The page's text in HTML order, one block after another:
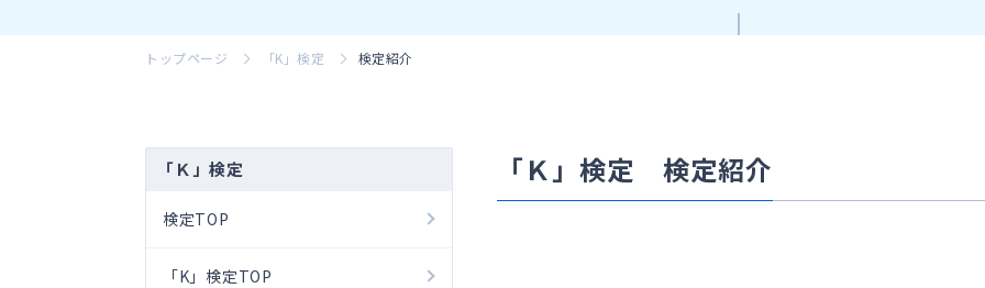
トップページ 「K」検定 検定紹介
「Ｋ」検定
検定TOP
「K」検定TOP
「Ｋ」検定 検定紹介